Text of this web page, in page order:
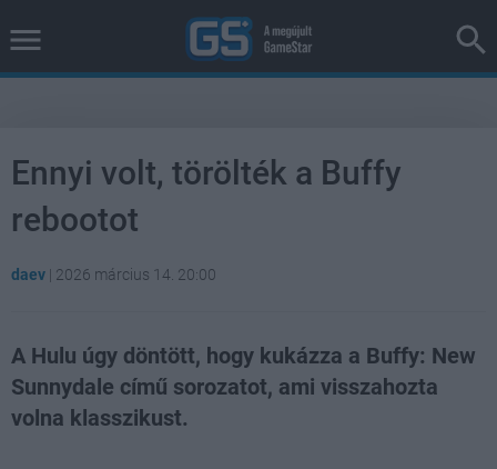
Ennyi volt, törölték a Buffy
rebootot
daev | 2026 március 14. 20:00
A Hulu úgy döntött, hogy kukázza a Buffy: New
Sunnydale című sorozatot, ami visszahozta
volna klasszikust.